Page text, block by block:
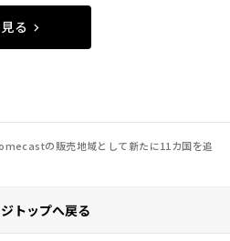
る
の販売地域として新たに11カ国を追
トップへ戻る